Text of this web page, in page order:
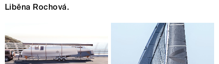
Liběna Rochová.